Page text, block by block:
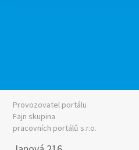
Provozovatel portálu
Fajn skupina
pracovních portálů s.r.o.